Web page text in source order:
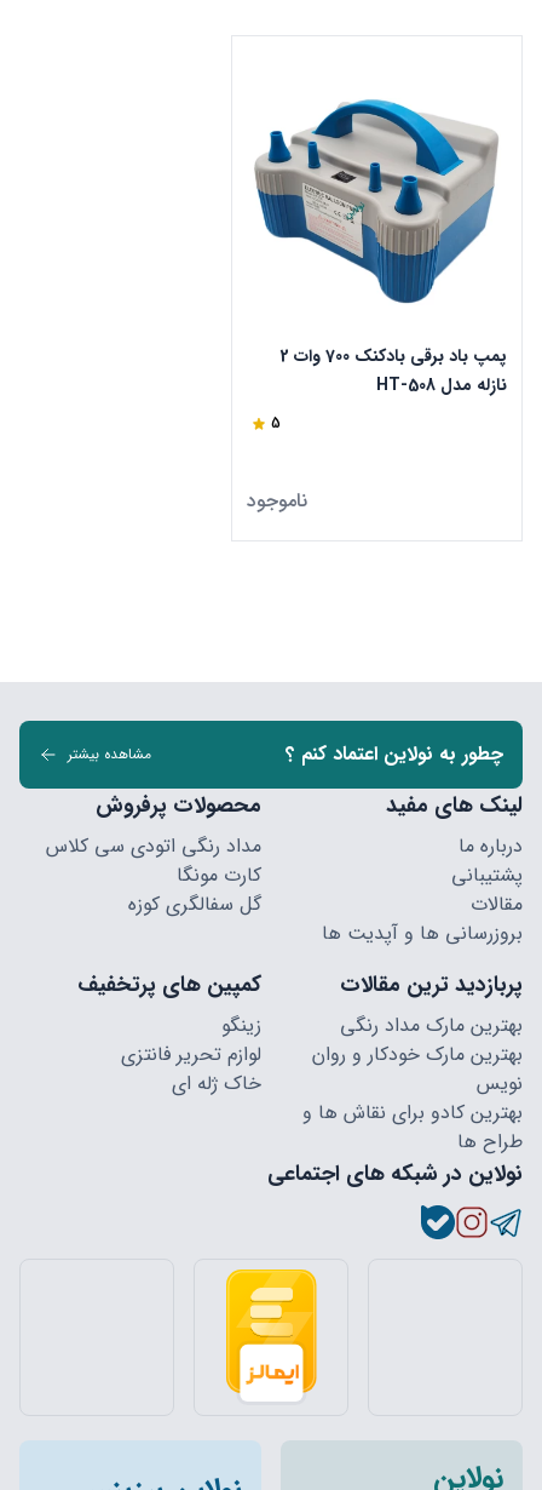
پمپ باد برقی بادکنک 700 وات 2
نازله مدل HT-508
5
ناموجود
چطور به نولاین اعتماد کنم ؟ مشاهده بیشتر
لینک های مفید
درباره ما
پشتیبانی
مقالات
بروزرسانی ها و آپدیت ها
محصولات پرفروش
مداد رنگی اتودی سی کلاس
کارت مونگا
گل سفالگری کوزه
پربازدید ترین مقالات
بهترین مارک مداد رنگی
بهترین مارک خودکار و روان
نویس
بهترین کادو برای نقاش ها و
طراح ها
کمپین های پرتخفیف
زینگو
لوازم تحریر فانتزی
خاک ژله ای
نولاین در شبکه های اجتماعی
نولاین